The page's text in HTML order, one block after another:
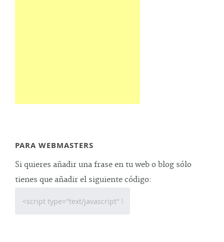
PARA WEBMASTERS
Si quieres añadir una frase en tu web o blog sólo
tienes que añadir el siguiente código: